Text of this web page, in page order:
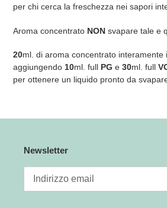
per chi cerca la freschezza nei sapori
Aroma concentrato NON svapare tale e
20ml. di aroma concentrato interamente
aggiungendo 10ml. full PG e 30ml. full
per ottenere un liquido pronto da
Newsletter